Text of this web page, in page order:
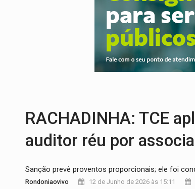
AVISO DE
FUTEBOL:Confira classificados
Publicação Legal:
EM 18 MESES: Léo Moraes
RACHADINHA: TCE
auditor réu por
Sanção prevê proventos proporcionais; ele foi
Rondoniaovivo 12 de Junho de 2026 às 15:11